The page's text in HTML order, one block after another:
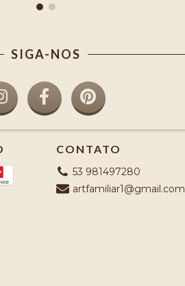
SIGA-NOS
CONTATO
53 981497280
artfamiliar1@gmail.com